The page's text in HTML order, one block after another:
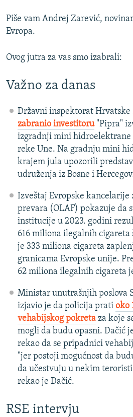
Piše vam Andrej Zarević,
Evropa.
Ovog jutra za vas smo izabrali:
Važno za danas
Državni inspektorat Hrvatske
zabranio investitoru "Pipra"
izgradnji mini hidroelektrane
reke Une. Na gradnju mini
krajem jula upozorili
udruženja iz Bosne i
Izveštaj Evropske kancelarije
prevara (OLAF) pokazuje da
institucije u 2023. godini
616 miliona ilegalnih cigareta
je 333 miliona cigareta
granicama Evropske unije.
62 miliona ilegalnih cigareta
Ministar unutrašnjih poslova
izjavio je da policija prati oko
vehabijskog pokreta za koje
mogli da budu opasni. Dačić
rekao da se pripadnici
"jer postoji mogućnost da
da učestvuju u nekim
rekao je Dačić.
RSE intervju